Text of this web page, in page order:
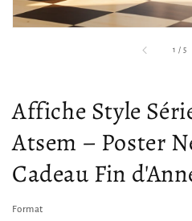
1 /sur
5
Affiche Style
Atsem – Poster
Cadeau Fin
Format